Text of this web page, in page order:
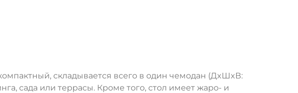
складывается всего в один чемодан (ДxШxВ:
сада или террасы. Кроме того, стол имеет жаро- и